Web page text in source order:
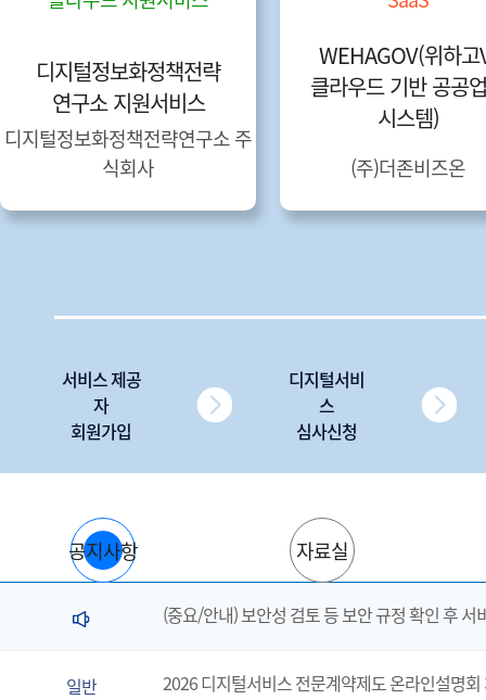
위하고V:
반 공공업무
SK쉴더스 중개서비스 f
or 네이버클라우드(Iaa
에스케이쉴더스 주식회사
서비스 제공
자
회원가입
디지털서비
스
심사신청
공지사항 자료실
(중요/안내) 보안성 검토 등 보안 규정 확인 후 서
일반 2026 디지털서비스 전문계약제도 온라인설명회